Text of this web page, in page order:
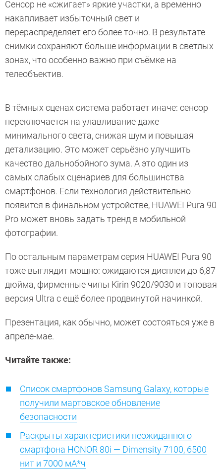
Сенсор не «сжигает» яркие участки, а временно
накапливает избыточный свет и
перераспределяет его более точно. В результате
снимки сохраняют больше информации в светлых
зонах, что особенно важно при съёмке на
телеобъектив.
В тёмных сценах система работает иначе: сенсор
переключается на улавливание даже
минимального света, снижая шум и повышая
детализацию. Это может серьёзно улучшить
качество дальнобойного зума. А это один из
самых слабых сценариев для большинства
смартфонов. Если технология действительно
появится в финальном устройстве, HUAWEI Pura 90
Pro может вновь задать тренд в мобильной
фотографии.
По остальным параметрам серия HUAWEI Pura 90
тоже выглядит мощно: ожидаются дисплеи до 6,87
дюйма, фирменные чипы Kirin 9020/9030 и топовая
версия Ultra с ещё более продвинутой начинкой.
Презентация, как обычно, может состояться уже в
апреле-мае.
Читайте также:
Список смартфонов Samsung Galaxy, которые
получили мартовское обновление
безопасности
Раскрыты характеристики неожиданного
смартфона HONOR 80i — Dimensity 7100, 6500
нит и 7000 мА*ч